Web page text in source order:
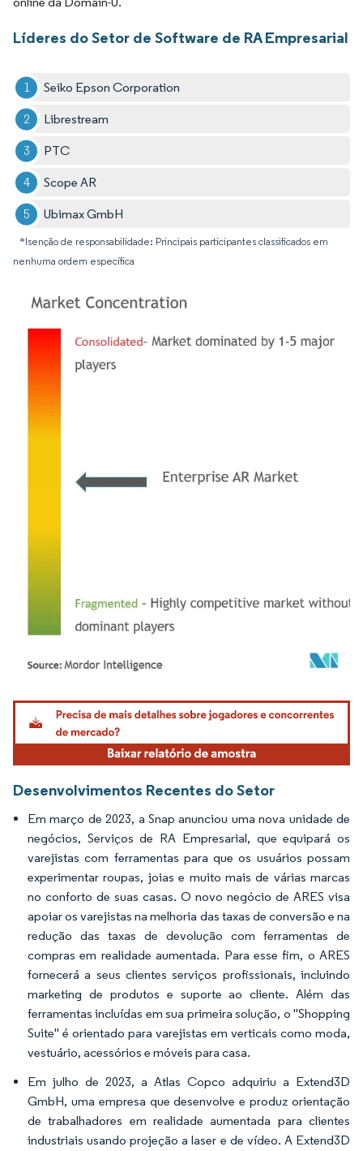
Líderes do Setor de Software de RA Empresarial
Seiko Epson Corporation
Librestream
PTC
Scope AR
Ubimax GmbH
*Isenção de responsabilidade: Principais participantes classificados em
nenhuma ordem específica
Imagem © Mordor Intelligence. O reuso requer atribuição conforme CC BY 4.0.
Desenvolvimentos Recentes do Setor
Em março de 2023, a Snap anunciou uma nova unidade de
negócios, Serviços de RA Empresarial, que equipará os
varejistas com ferramentas para que os usuários possam
experimentar roupas, joias e muito mais de várias marcas
no conforto de suas casas. O novo negócio de ARES visa
apoiar os varejistas na melhoria das taxas de conversão e na
redução das taxas de devolução com ferramentas de
compras em realidade aumentada. Para esse fim, o ARES
fornecerá a seus clientes serviços profissionais, incluindo
marketing de produtos e suporte ao cliente. Além das
ferramentas incluídas em sua primeira solução, o "Shopping
Suite" é orientado para varejistas em verticais como moda,
vestuário, acessórios e móveis para casa.
Em julho de 2023, a Atlas Copco adquiriu a Extend3D
GmbH, uma empresa que desenvolve e produz orientação
de trabalhadores em realidade aumentada para clientes
industriais usando projeção a laser e de vídeo. A Extend3D